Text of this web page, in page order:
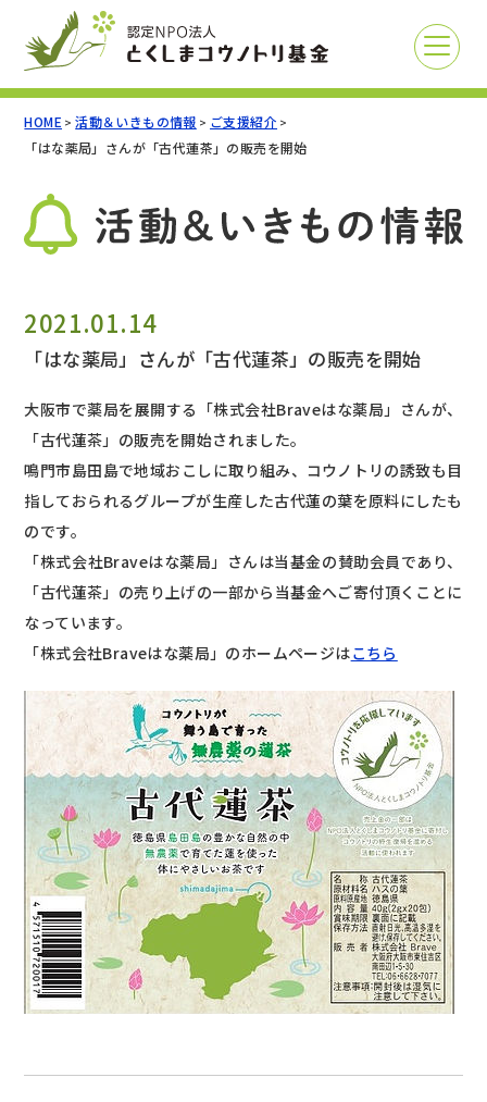
HOME >活動＆いきもの情報 > ご支援紹介 >
「はな薬局」さんが「古代蓮茶」の販売を開始
2021.01.14
「はな薬局」さんが「古代蓮茶」の販売を開始
大阪市で薬局を展開する「株式会社Braveはな薬局」さんが、
「古代蓮茶」の販売を開始されました。
鳴門市島田島で地域おこしに取り組み、コウノトリの誘致も目
指しておられるグループが生産した古代蓮の葉を原料にしたも
のです。
「株式会社Braveはな薬局」さんは当基金の賛助会員であり、
「古代蓮茶」の売り上げの一部から当基金へご寄付頂くことに
なっています。
「株式会社Braveはな薬局」のホームページはこちら